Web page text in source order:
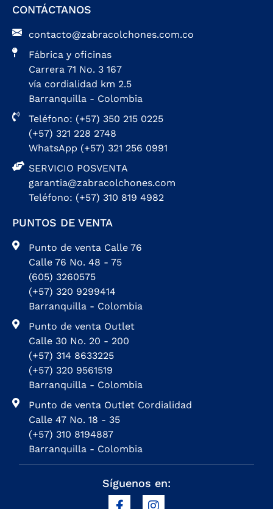
CONTÁCTANOS
contacto@zabracolchones.com.co
Fábrica y oficinas
Carrera 71 No. 3 167
vía cordialidad km 2.5
Barranquilla - Colombia
Teléfono: (+57) 350 215 0225
(+57) 321 228 2748
WhatsApp (+57) 321 256 0991
SERVICIO POSVENTA
garantia@zabracolchones.com
Teléfono: (+57) 310 819 4982
PUNTOS DE VENTA
Punto de venta Calle 76
Calle 76 No. 48 - 75
(605) 3260575
(+57) 320 9299414
Barranquilla - Colombia
Punto de venta Outlet
Calle 30 No. 20 - 200
(+57) 314 8633225
(+57) 320 9561519
Barranquilla - Colombia
Punto de venta Outlet Cordialidad
Calle 47 No. 18 - 35
(+57) 310 8194887
Barranquilla - Colombia
Síguenos en: